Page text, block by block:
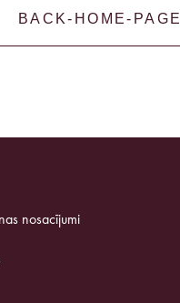
BACK-HOME-PAGE
nosacījumi